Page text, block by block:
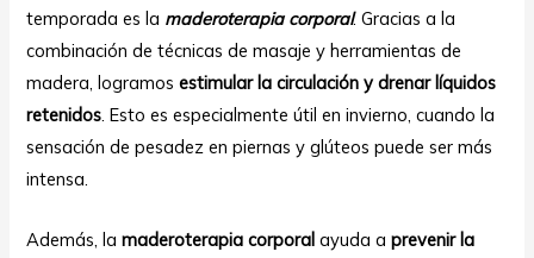
temporada es la maderoterapia corporal. Gracias a la
combinación de técnicas de masaje y herramientas de
madera, logramosestimular la circulación y drenar líquidos
retenidos. Esto es especialmente útil en invierno, cuando la
sensación de pesadez en piernas y glúteos puede ser más
intensa.
Además, lamaderoterapia corporalayuda aprevenir la